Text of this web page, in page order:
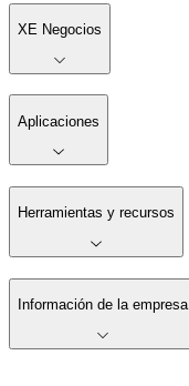
XE Negocios
Aplicaciones
Herramientas y recursos
Información de la empresa